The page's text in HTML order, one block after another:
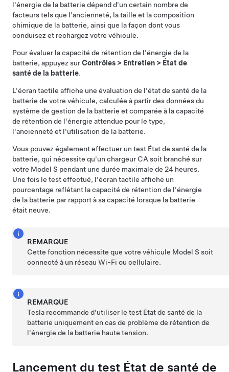
l'énergie de la batterie dépend d'un certain nombre de
facteurs tels que l'ancienneté, la taille et la composition
chimique de la batterie, ainsi que la façon dont vous
conduisez et rechargez votre véhicule.
Pour évaluer la capacité de rétention de l'énergie de la
batterie, appuyez surContrôles > Entretien > État de
santé de la batterie.
L'écran tactile affiche une évaluation de l'état de santé de la
batterie de votre véhicule, calculée à partir des données du
système de gestion de la batterie et comparée à la capacité
de rétention de l'énergie attendue pour le type,
l'ancienneté et l'utilisation de la batterie.
Vous pouvez également effectuer un test État de santé de la
batterie, qui nécessite qu'un chargeur CA soit branché sur
votre Model S pendant une durée maximale de 24 heures.
Une fois le test effectué, l'écran tactile affiche un
pourcentage reflétant la capacité de rétention de l'énergie
de la batterie par rapport à sa capacité lorsque la batterie
était neuve.
REMARQUE
Cette fonction nécessite que votre véhicule Model S soit
connecté à un réseau Wi-Fi ou cellulaire.
REMARQUE
Tesla recommande d'utiliser le test État de santé de la
batterie uniquement en cas de problème de rétention de
l'énergie de la batterie haute tension.
Lancement du test État de santé de